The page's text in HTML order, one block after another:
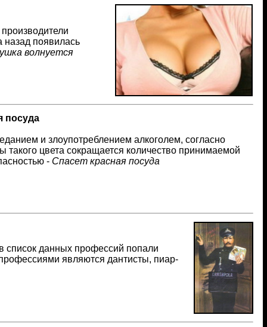
назад появилась
волнуется
посуда
и злоупотреблением алкоголем, согласно
такого цвета сокращается количество принимаемой
- Спасет красная посуда
список данных профессий попали
являются дантисты, пиар-